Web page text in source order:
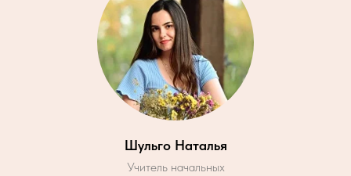
Шульго Наталья
Учитель начальных